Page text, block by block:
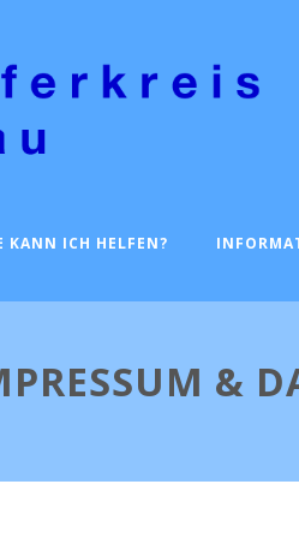
KANN ICH HELFEN?
&